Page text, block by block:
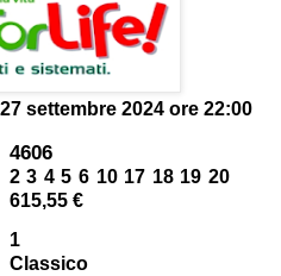
27 settembre 2024 ore 22:00
4606
2 3 4 5 6 10 17 18 19 20
615,55 €
1
Classico